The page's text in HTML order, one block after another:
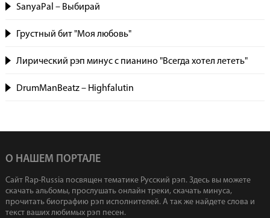
SanyaPal – Выбирай
Грустный бит "Моя любовь"
Лирический рэп минус с пианино "Всегда хотел лететь"
DrumManBeatz – Highfalutin
О НАШЕМ ПОРТАЛЕ
Сайт Rap-Russia посвящен тематике Русский рэп. Здесь вы можете
скачать альбомы, прослушать онлайн треки, скачать минуса,
прочитать биографию рэп исполнителей. А так же найдете слова и
текст ваших любимых рэп песен.